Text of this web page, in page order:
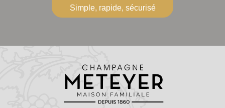
Simple, rapide, sécurisé